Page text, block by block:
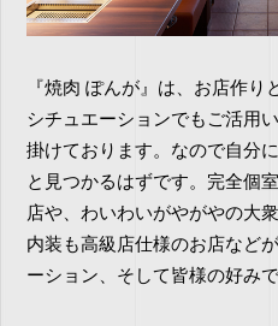
『焼肉 ぽんが』は、お店作
シチュエーションでもご活用
掛けております。なので自分
と見つかるはずです。完全個
店や、わいわいがやがやの大
内装も高級店仕様のお店など
ーション、そして皆様の好み